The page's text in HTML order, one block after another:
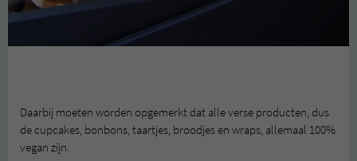
Daarbij moeten worden opgemerkt dat alle verse producten, dus
de cupcakes, bonbons, taartjes, broodjes en wraps, allemaal 100%
vegan zijn.